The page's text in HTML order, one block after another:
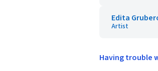
Edita
Artist
Having trouble